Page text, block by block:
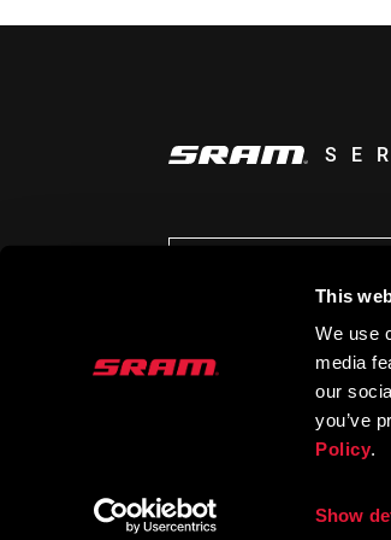
This
We use
media
our
you’ve
Policy.
Show
© 2026 SRAM LLC. ALLE